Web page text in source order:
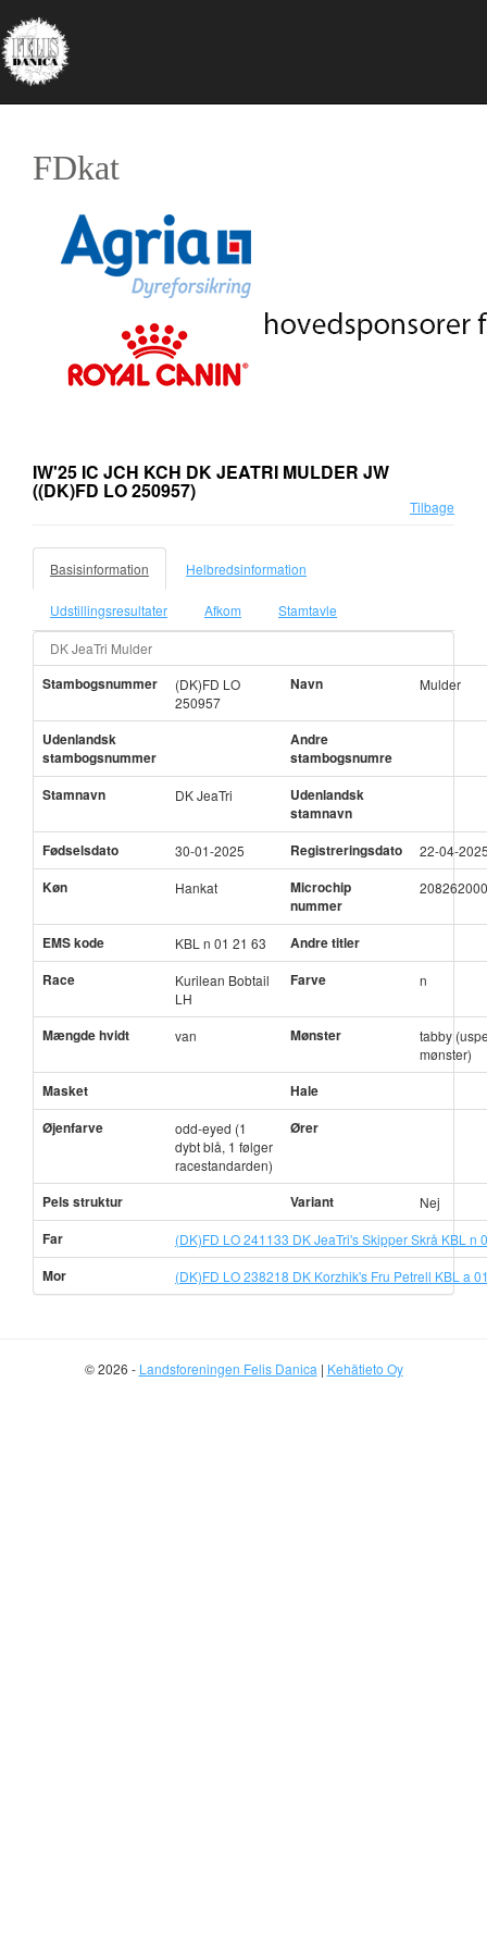
FDkat
IW'25 IC JCH KCH DK JEATRI MULDER JW
((DK)FD LO 250957)
Tilbage
Basisinformation Helbredsinformation
Udstillingsresultater Afkom Stamtavle
DK JeaTri Mulder
Stambogsnummer
(DK)FD LO
250957
Navn Mulder
Udenlandsk
stambogsnummer
Andre
stambogsnumre
Stamnavn
DK JeaTri
Udenlandsk
stamnavn
Fødselsdato
30-01-2025 Registreringsdato 22-04-
Køn Hankat
Microchip
nummer
EMS kode KBL n 01 21 63
Andre titler
Race
Kurilean Bobtail
LH
Farve n
Mængde hvidt van Mønster
tabby
mønster)
Masket
Hale
Øjenfarve
odd-eyed (1
dybt blå, 1 følger
racestandarden)
Ører
Pels struktur Variant Nej
Far (DK)FD LO 241133 DK JeaTri's Skipper Skrå KBL n
Mor (DK)FD LO 238218 DK Korzhik's Fru Petrell KBL a
© 2026 - Landsforeningen Felis Danica | Kehätieto Oy